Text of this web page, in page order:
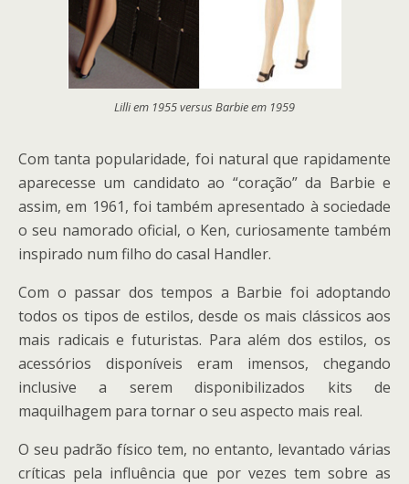
Lilli em 1955 versus Barbie em 1959
Com tanta popularidade, foi natural que rapidamente
aparecesse um candidato ao “coração” da Barbie e
assim, em 1961, foi também apresentado à sociedade
o seu namorado oficial, o Ken, curiosamente também
inspirado num filho do casal Handler.
Com o passar dos tempos a Barbie foi adoptando
todos os tipos de estilos, desde os mais clássicos aos
mais radicais e futuristas. Para além dos estilos, os
acessórios disponíveis eram imensos, chegando
inclusive a serem disponibilizados kits de
maquilhagem para tornar o seu aspecto mais real.
O seu padrão físico tem, no entanto, levantado várias
críticas pela influência que por vezes tem sobre as